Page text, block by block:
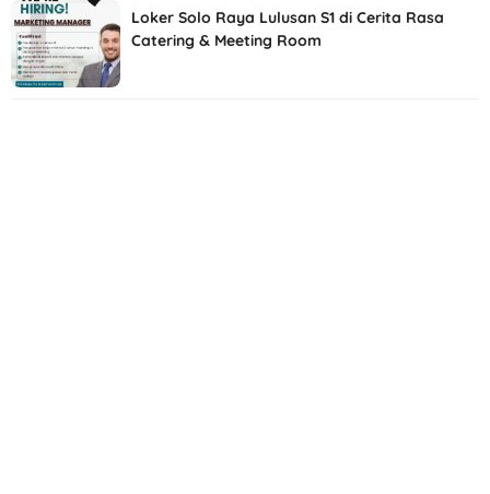
Loker Solo Raya Lulusan S1 di Cerita Rasa
Catering & Meeting Room